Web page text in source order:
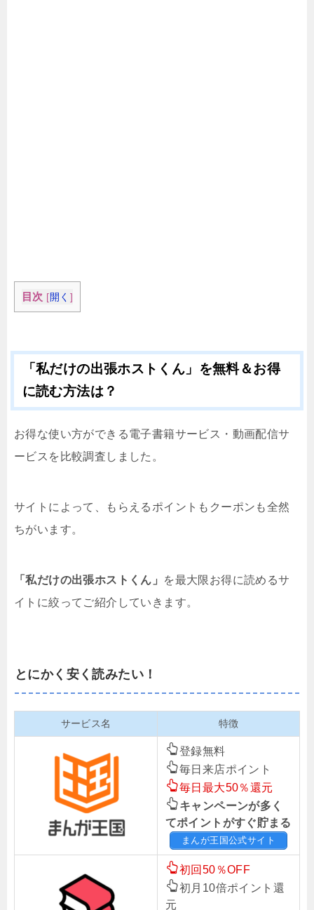
目次 [開く ]
「私だけの出張ホストくん」を無料＆お得
に読む方法は？
お得な使い方ができる電子書籍サービス・動画配信サ
ービスを比較調査しました。
サイトによって、もらえるポイントもクーポンも全然
ちがいます。
「私だけの出張ホストくん」
を最大限お得に読めるサ
イトに絞ってご紹介していきます。
とにかく安く読みたい！
サービス名 特徴
登録無料
毎日来店ポイント
毎日最大50％還元
キャンペーンが多く
てポイントがすぐ貯まる
まんが王国公式サイト
初回50％OFF
初月10倍ポイント還
元